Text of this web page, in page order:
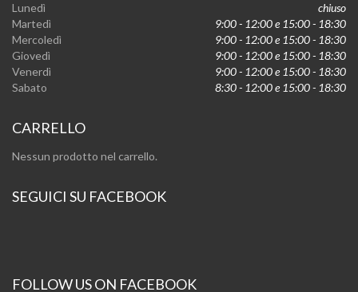
Lunedì
chiuso
Martedì
9:00 - 12:00 e 15:00 - 18:30
Mercoledì
9:00 - 12:00 e 15:00 - 18:30
Giovedì
9:00 - 12:00 e 15:00 - 18:30
Venerdì
9:00 - 12:00 e 15:00 - 18:30
Sabato
8:30 - 12:00 e 15:00 - 18:30
CARRELLO
Nessun prodotto nel carrello.
SEGUICI SU FACEBOOK
FOLLOW US ON FACEBOOK